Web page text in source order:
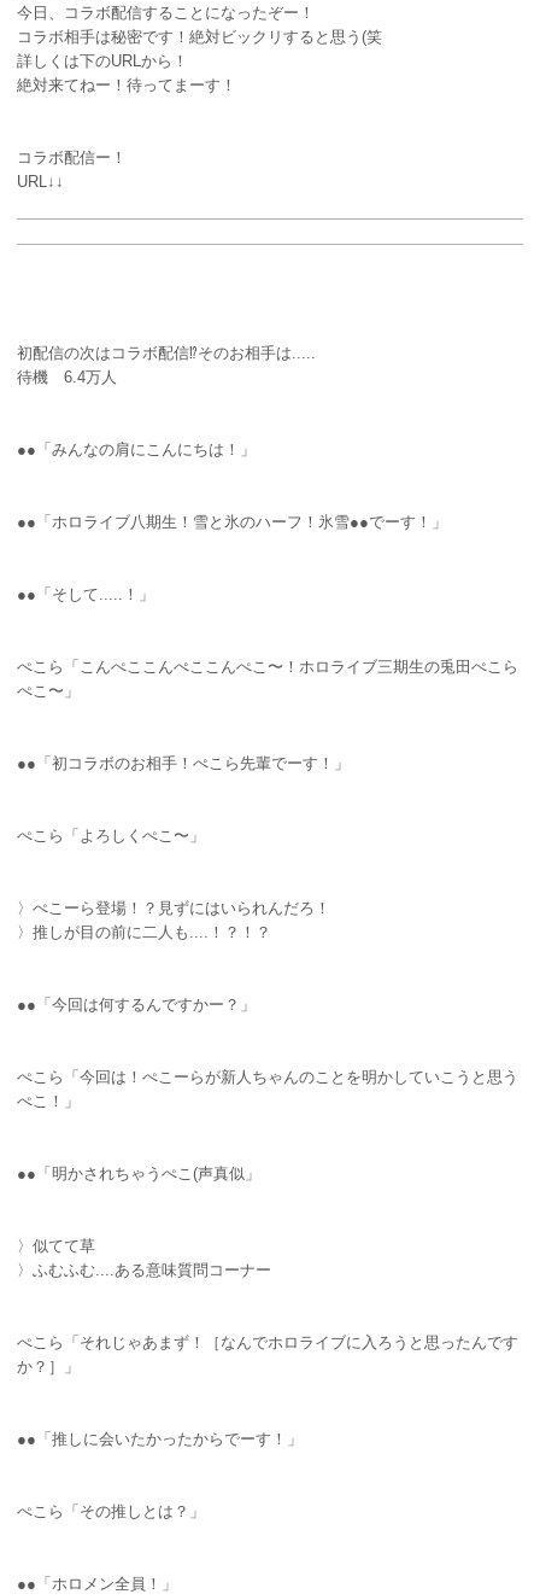
今日、コラボ配信することになったぞー！
コラボ相手は秘密です！絶対ビックリすると思う(笑
詳しくは下のURLから！
絶対来てねー！待ってまーす！
コラボ配信ー！
URL↓↓
初配信の次はコラボ配信⁉︎そのお相手は.....
待機 6.4万人
●●「みんなの肩にこんにちは！」
●●「ホロライブ八期生！雪と氷のハーフ！氷雪●●でーす！」
●●「そして.....！」
ぺこら「こんぺここんぺここんぺこ〜！ホロライブ三期生の兎田ぺこら
ぺこ〜」
●●「初コラボのお相手！ぺこら先輩でーす！」
ぺこら「よろしくぺこ〜」
〉ぺこーら登場！？見ずにはいられんだろ！
〉推しが目の前に二人も....！？！？
●●「今回は何するんですかー？」
ぺこら「今回は！ぺこーらが新人ちゃんのことを明かしていこうと思う
ぺこ！」
●●「明かされちゃうぺこ(声真似」
〉似てて草
〉ふむふむ....ある意味質問コーナー
ぺこら「それじゃあまず！［なんでホロライブに入ろうと思ったんです
か？］」
●●「推しに会いたかったからでーす！」
ぺこら「その推しとは？」
●●「ホロメン全員！」